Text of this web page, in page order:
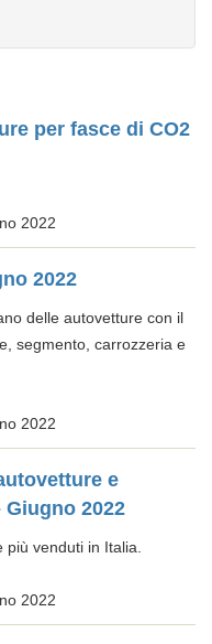
per fasce di CO2
2022
2022
delle autovetture con il
segmento, carrozzeria e
2022
e
2022
venduti in Italia.
2022